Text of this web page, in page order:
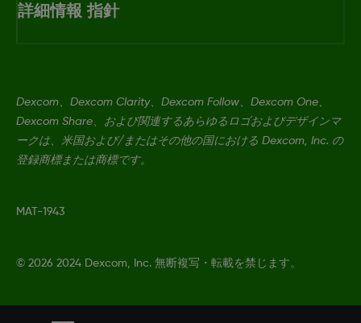
詳細情報 指針
Dexcom、Dexcom Clarity、Dexcom Follow、Dexcom One、
Dexcom Share、および関連するあらゆるロゴおよびデザインマ
ークは、米国および/またはその他の国における Dexcom, Inc. の
登録商標または商標です。
MAT-1943
© 2026 2024 Dexcom, Inc. 無断複写・転載を禁じます。